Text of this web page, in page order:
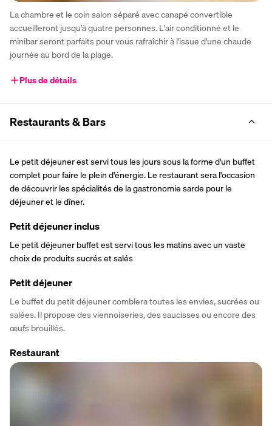
La chambre et le coin salon séparé avec canapé convertible
accueilleront jusqu'à quatre personnes. L'air conditionné et le
minibar seront parfaits pour vous rafraîchir à l'issue d'une chaude
journée au bord de la plage.
Plus de détails
Restaurants & Bars
Le petit déjeuner est servi tous les jours sous la forme d'un buffet
complet pour faire le plein d'énergie. Le restaurant sera l'occasion
de découvrir les spécialités de la gastronomie sarde pour le
déjeuner et le dîner.
Petit déjeuner inclus
Le petit déjeuner buffet est servi tous les matins avec un vaste
choix de produits sucrés et salés
Petit déjeuner
Le buffet du petit déjeuner comblera toutes les envies, sucrées ou
salées. Il propose des viennoiseries, des saucisses ou encore des
œufs brouillés.
Restaurant